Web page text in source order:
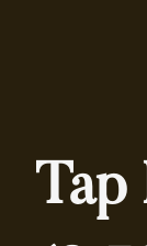
Tap